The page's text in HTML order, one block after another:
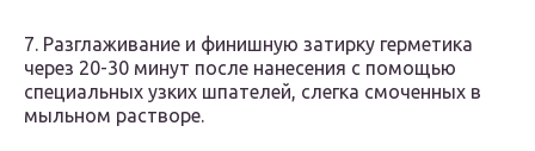
7. Разглаживание и финишную затирку герметика
через 20-30 минут после нанесения с помощью
специальных узких шпателей, слегка смоченных в
мыльном растворе.